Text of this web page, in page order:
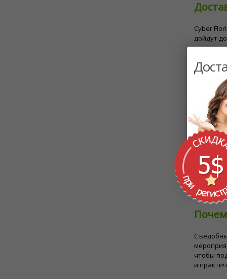
Cyber
дойдут
В Cyber
себя:
Каждый
чтобы
и